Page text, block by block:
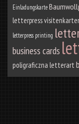
Einladungskarte
letterpress
letterpress printing
business cards
poligraficzna letterart